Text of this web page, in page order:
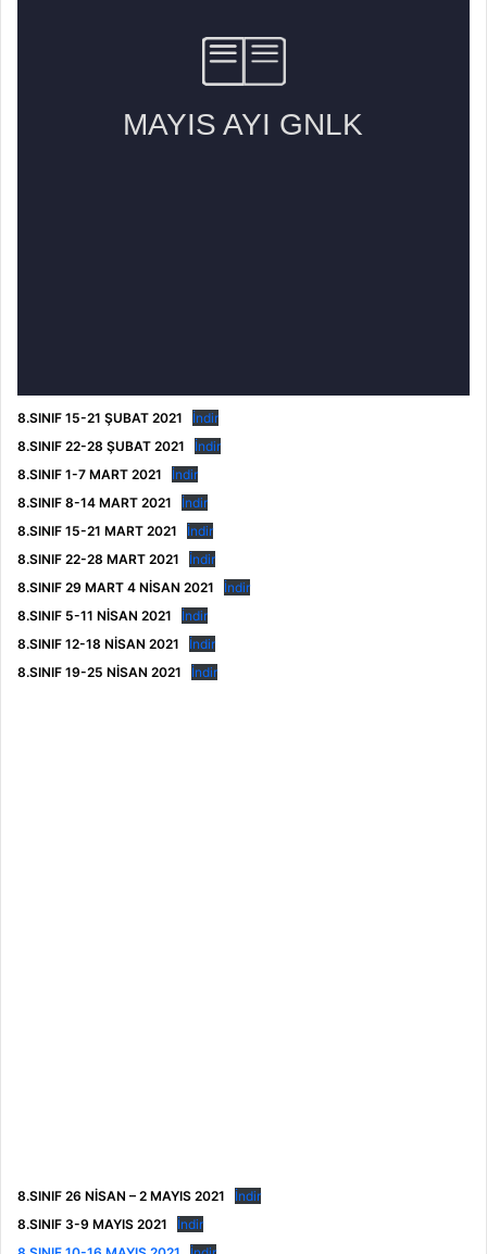
8.SINIF 15-21 ŞUBAT 2021
İndir
8.SINIF 22-28 ŞUBAT 2021
İndir
8.SINIF 1-7 MART 2021
İndir
8.SINIF 8-14 MART 2021
İndir
8.SINIF 15-21 MART 2021
İndir
8.SINIF 22-28 MART 2021
İndir
8.SINIF 29 MART 4 NİSAN 2021
İndir
8.SINIF 5-11 NİSAN 2021
İndir
8.SINIF 12-18 NİSAN 2021
İndir
8.SINIF 19-25 NİSAN 2021
İndir
8.SINIF 26 NİSAN – 2 MAYIS 2021
İndir
8.SINIF 3-9 MAYIS 2021
İndir